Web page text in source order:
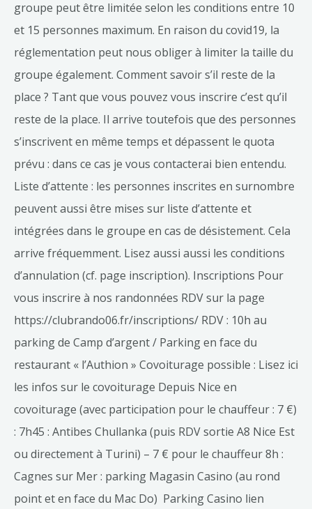
groupe peut être limitée selon les conditions entre 10
et 15 personnes maximum. En raison du covid19, la
réglementation peut nous obliger à limiter la taille du
groupe également. Comment savoir s’il reste de la
place ? Tant que vous pouvez vous inscrire c’est qu’il
reste de la place. Il arrive toutefois que des personnes
s’inscrivent en même temps et dépassent le quota
prévu : dans ce cas je vous contacterai bien entendu.
Liste d’attente : les personnes inscrites en surnombre
peuvent aussi être mises sur liste d’attente et
intégrées dans le groupe en cas de désistement. Cela
arrive fréquemment. Lisez aussi aussi les conditions
d’annulation (cf. page inscription). Inscriptions Pour
vous inscrire à nos randonnées RDV sur la page
https://clubrando06.fr/inscriptions/ RDV : 10h au
parking de Camp d’argent / Parking en face du
restaurant « l’Authion » Covoiturage possible : Lisez ici
les infos sur le covoiturage Depuis Nice en
covoiturage (avec participation pour le chauffeur : 7 €)
: 7h45 : Antibes Chullanka (puis RDV sortie A8 Nice Est
ou directement à Turini) – 7 € pour le chauffeur 8h :
Cagnes sur Mer : parking Magasin Casino (au rond
point et en face du Mac Do) Parking Casino lien